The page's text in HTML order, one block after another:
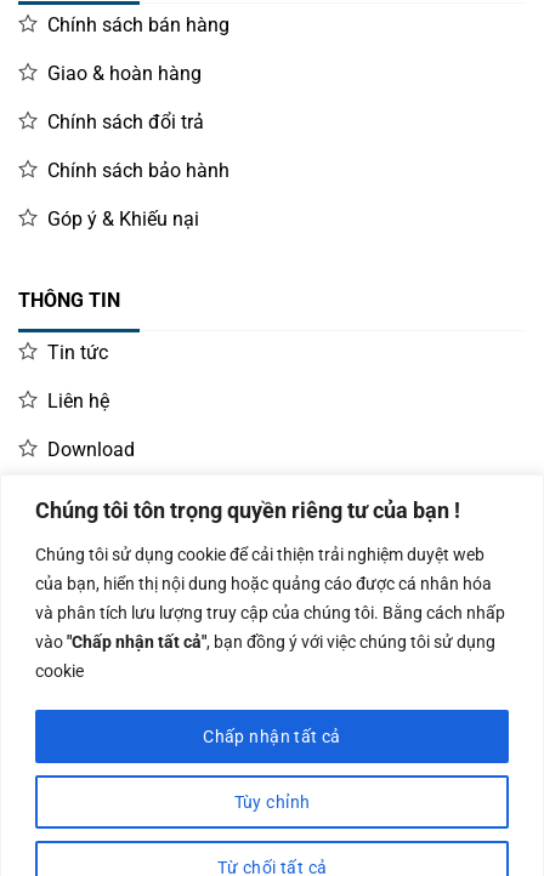
Chúng tôi tôn trọng quyền riêng tư của bạn !
Chúng tôi sử dụng cookie để cải thiện trải nghiệm duyệt web
của bạn, hiển thị nội dung hoặc quảng cáo được cá nhân hóa
và phân tích lưu lượng truy cập của chúng tôi. Bằng cách nhấp
vào"Chấp nhận tất cả", bạn đồng ý với việc chúng tôi sử dụng
cookie
Tùy chỉnh
Từ chối tất cả
Chấp nhận tất cả
Về thiết kế, máy kiểm kho M1 mang phong cách công
nghiệp đơn giản nhưng hiện đại, thể hiện sự bền bỉ và độ
tin cậy cao trong quá trình sử dụng. Khung máy được làm
bằng vật liệu chịu lực, phù hợp với điều kiện khắc nghiệt,
Chính sách bán hàng
Giao & hoàn hàng
Chính sách đổi trả
Chính sách bảo hành
Góp ý & Khiếu nại
THÔNG TIN
Tin tức
Liên hệ
Download
LIÊN HỆ MUA HÀNG
Kinh doanh:
0966.93.1717
KD Dự Án: 0987
835 345
Kế Toán:
0987.919.040
14/06/2019 bởi Sở Kế Hoạch và Đầu Tư Tp. Hà Nội
Visa PayPal Stripe MasterCardCash